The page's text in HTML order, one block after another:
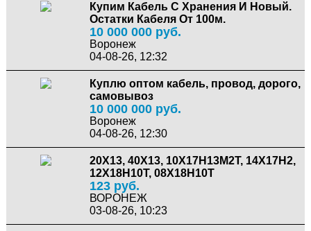
Купим Кабель С Хранения И Новый.
Остатки Кабеля От 100м.
10 000 000 руб.
Воронеж
04-08-26, 12:32
Куплю оптом кабель, провод, дорого,
самовывоз
10 000 000 руб.
Воронеж
04-08-26, 12:30
20Х13, 40Х13, 10X17Н13М2Т, 14Х17Н2,
12Х18Н10Т, 08Х18Н10Т
123 руб.
ВОРОНЕЖ
03-08-26, 10:23